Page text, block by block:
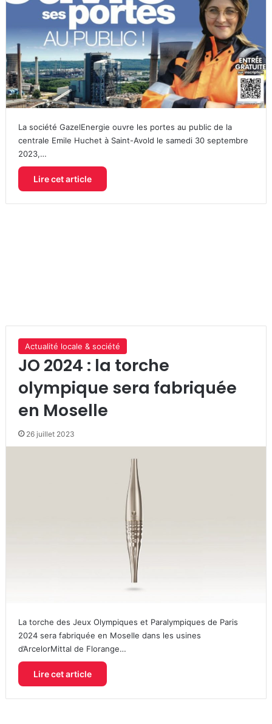
La société GazelEnergie ouvre les portes au public de la
centrale Emile Huchet à Saint-Avold le samedi 30 septembre
2023,…
Lire cet article
Actualité locale & société
JO 2024 : la torche
olympique sera fabriquée
en Moselle
26 juillet 2023
La torche des Jeux Olympiques et Paralympiques de Paris
2024 sera fabriquée en Moselle dans les usines
d’ArcelorMittal de Florange…
Lire cet article